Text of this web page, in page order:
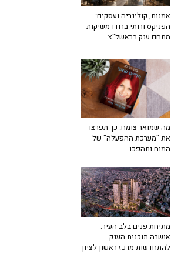
אמנות, קולינריה ועסקים:
הפניקס ורותי ברודו משיקות
מתחם ענק בראשל"צ
מה שמואר צומח: כך תפרצו
את "מערכת ההפעלה" של
המוח ותהפכו...
מתיחת פנים בלב העיר:
אושרה תוכנית הענק
להתחדשות מרכז ראשון לציון